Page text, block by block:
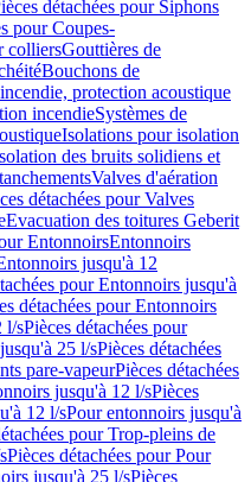
détachées pour Siphons
pour Coupes-
colliersGouttières de
Bouchons de
protection acoustique
incendieSystèmes de
Isolations pour isolation
des bruits solidiens et
Valves d'aération
détachées pour Valves
Evacuation des toitures Geberit
EntonnoirsEntonnoirs
jusqu'à 12
pour Entonnoirs jusqu'à
détachées pour Entonnoirs
l/sPièces détachées pour
25 l/sPièces détachées
pare-vapeurPièces détachées
jusqu'à 12 l/sPièces
12 l/sPour entonnoirs jusqu'à
pour Trop-pleins de
Pièces détachées pour Pour
jusqu'à 25 l/sPièces